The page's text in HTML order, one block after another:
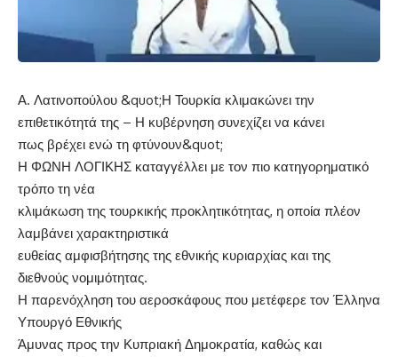
Α. Λατινοπούλου &quot;Η Τουρκία κλιμακώνει την
επιθετικότητά της – Η κυβέρνηση συνεχίζει να κάνει
πως βρέχει ενώ τη φτύνουν&quot;
Η ΦΩΝΗ ΛΟΓΙΚΗΣ καταγγέλλει με τον πιο κατηγορηματικό
τρόπο τη νέα
κλιμάκωση της τουρκικής προκλητικότητας, η οποία πλέον
λαμβάνει χαρακτηριστικά
ευθείας αμφισβήτησης της εθνικής κυριαρχίας και της
διεθνούς νομιμότητας.
Η παρενόχληση του αεροσκάφους που μετέφερε τον Έλληνα
Υπουργό Εθνικής
Άμυνας προς την Κυπριακή Δημοκρατία, καθώς και